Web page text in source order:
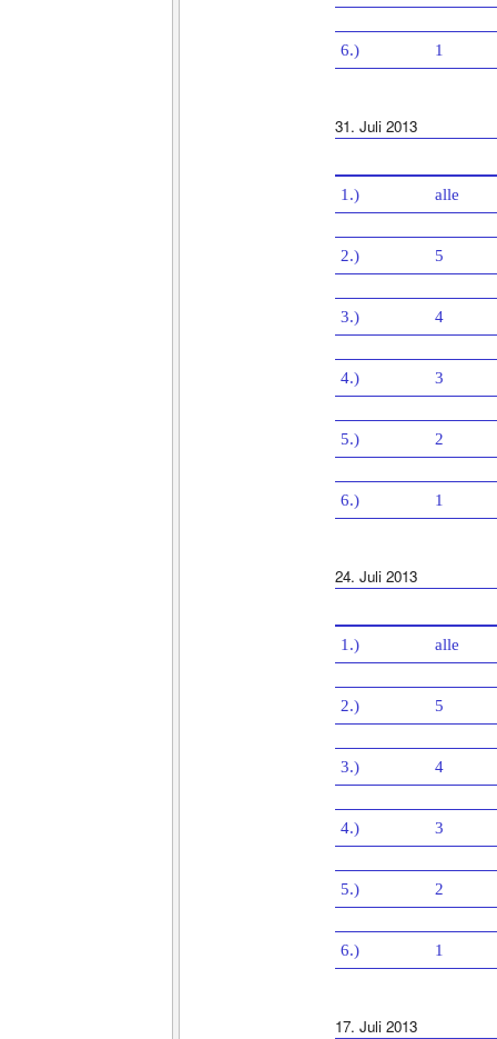
6.) 1
31. Juli 2013
1.) alle
2.) 5
3.) 4
4.) 3
5.) 2
6.) 1
24. Juli 2013
1.) alle
2.) 5
3.) 4
4.) 3
5.) 2
6.) 1
17. Juli 2013